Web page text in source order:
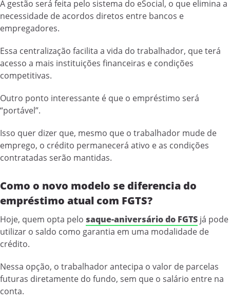
A gestão será feita pelo sistema do eSocial, o que elimina a
necessidade de acordos diretos entre bancos e
empregadores.
Essa centralização facilita a vida do trabalhador, que terá
acesso a mais instituições financeiras e condições
competitivas.
Outro ponto interessante é que o empréstimo será
“portável”.
Isso quer dizer que, mesmo que o trabalhador mude de
emprego, o crédito permanecerá ativo e as condições
contratadas serão mantidas.
Como o novo modelo se diferencia do
empréstimo atual com FGTS?
Hoje, quem opta pelo saque-aniversário do FGTS já pode
utilizar o saldo como garantia em uma modalidade de
crédito.
Nessa opção, o trabalhador antecipa o valor de parcelas
futuras diretamente do fundo, sem que o salário entre na
conta.